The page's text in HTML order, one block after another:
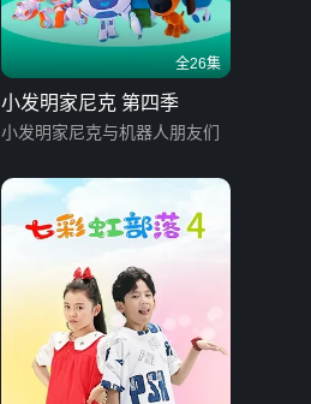
全26集
小发明家尼克 第四季
小发明家尼克与机器人朋友们